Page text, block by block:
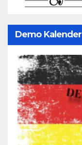
Demo Kalender